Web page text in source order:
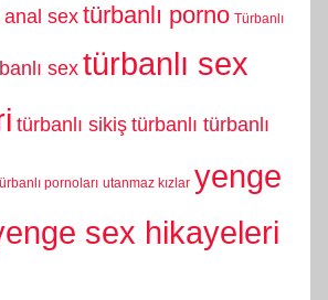
anal sextürbanlı porno Türbanlı
sex türbanlı sex
türbanlı sikiş türbanlı türbanlı
pornoları utanmaz kızlar yenge
sex hikayeleri